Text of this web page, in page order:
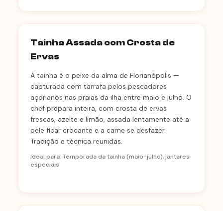
Tainha Assada com Crosta de
Ervas
A tainha é o peixe da alma de Florianópolis —
capturada com tarrafa pelos pescadores
açorianos nas praias da ilha entre maio e julho. O
chef prepara inteira, com crosta de ervas
frescas, azeite e limão, assada lentamente até a
pele ficar crocante e a carne se desfazer.
Tradição e técnica reunidas.
Ideal para: Temporada da tainha (maio-julho), jantares
especiais